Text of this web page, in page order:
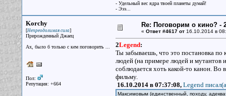
- Удельный вес ядра твоей планеты думай!
- Эээ...
Korchy
[Непреодолимая сила]
Прирожденный Джаец
Ах, было б только с кем поговорить ...
Пол:
Репутация: +664
Re: Поговорим о кино? -
« Ответ #4617 от16.10.2014 в
2Legend:
Ты забываешь, что это постановка
людей (на примере людей и мутантов
соблюдается хоть какой-то канон. Во
фильму.
16.10.2014 в 07:37:08, Legend
Максимовым (единственный, походу,